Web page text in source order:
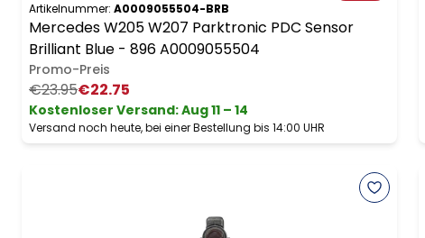
Artikelnummer: A0009055504-BRB
Mercedes W205 W207 Parktronic PDC Sensor
Brilliant Blue - 896 A0009055504
Promo-Preis
€23.95€22.75
Kostenloser Versand:Aug 11 – 14
Versand noch heute, bei einer Bestellung bis 14:00 UHR